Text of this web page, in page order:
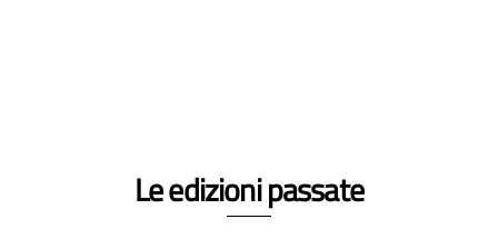
Le edizioni passate